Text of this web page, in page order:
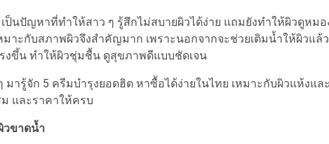
นปัญหาที่ทำให้สาว ๆ รู้สึกไม่สบายผิวได้ง่าย แถมยังทำให้ผิวดูหมอ
าะกับสภาพผิวจึงสำคัญมาก เพราะนอกจากจะช่วยเติมน้ำให้ผิวแล้ว
งขึ้น ทำให้ผิวชุ่มชื้น ดูสุขภาพดีแบบชัดเจน
ารู้จัก 5 ครีมบำรุงยอดฮิต หาซื้อได้ง่ายในไทย เหมาะกับผิวแห้งแล
และราคาให้ครบ
วขาดน้ำ